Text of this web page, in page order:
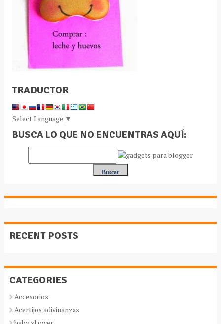
TRADUCTOR
Select Language ▼
BUSCA LO QUE NO ENCUENTRAS AQUÍ:
RECENT POSTS
CATEGORIES
Accesorios
Acertijos adivinanzas
baby shower